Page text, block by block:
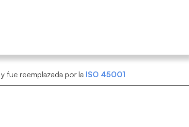
fue reemplazada por la ISO 45001